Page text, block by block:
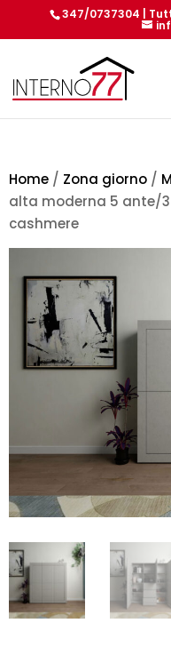
347/0737304 |
Home / Zona giorno /
alta moderna 5 ante/3
cashmere